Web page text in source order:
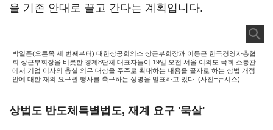
을 기존 안대로 끌고 간다는 계획입니다.
박일준(오른쪽 세 번째부터) 대한상공회의소 상근부회장과 이동근 한국경영자총협
회 상근부회장을 비롯한 경제8단체 대표자들이 19일 오전 서울 여의도 국회 소통관
에서 기업 이사의 충실 의무 대상을 주주로 확대하는 내용을 골자로 하는 상법 개정
안에 대한 재의 요구권 행사를 촉구하는 성명을 발표하고 있다. (사진=뉴시스)
상법도 반도체특별법도, 재계 요구 '묵살'